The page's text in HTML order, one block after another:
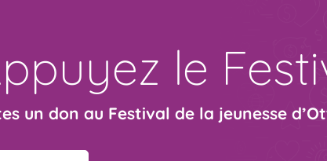
le
un don au Festival de la jeunesse